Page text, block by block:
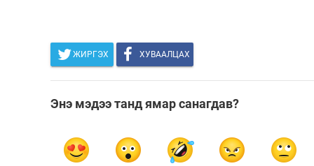
ЖИРГЭХ ХУВААЛЦАХ
Энэ мэдээ танд ямар санагдав?